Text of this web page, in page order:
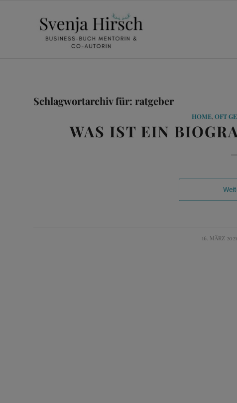
Schlagwortarchiv für: ratgeber
HOME, OFT
WAS IST EIN
16. MÄRZ 2021
/